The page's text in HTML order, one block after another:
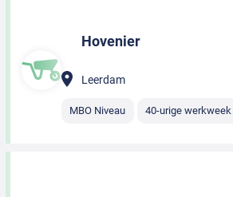
Hovenier
Leerdam
MBO Niveau 40-urige werkweek